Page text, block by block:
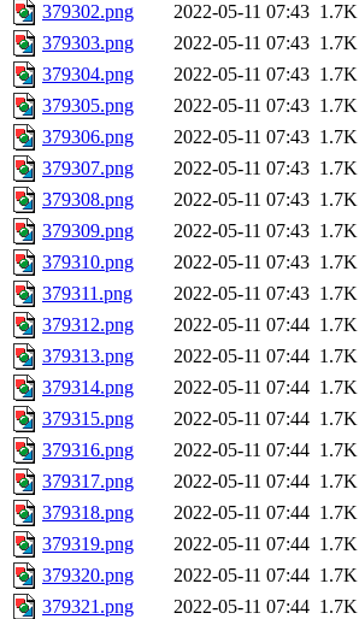
379302.png
2022-05-11 07:43 1.7K
379303.png
2022-05-11 07:43 1.7K
379304.png
2022-05-11 07:43 1.7K
379305.png
2022-05-11 07:43 1.7K
379306.png
2022-05-11 07:43 1.7K
379307.png
2022-05-11 07:43 1.7K
379308.png
2022-05-11 07:43 1.7K
379309.png
2022-05-11 07:43 1.7K
379310.png
2022-05-11 07:43 1.7K
379311.png
2022-05-11 07:43 1.7K
379312.png
2022-05-11 07:44 1.7K
379313.png
2022-05-11 07:44 1.7K
379314.png
2022-05-11 07:44 1.7K
379315.png
2022-05-11 07:44 1.7K
379316.png
2022-05-11 07:44 1.7K
379317.png
2022-05-11 07:44 1.7K
379318.png
2022-05-11 07:44 1.7K
379319.png
2022-05-11 07:44 1.7K
379320.png
2022-05-11 07:44 1.7K
379321.png
2022-05-11 07:44 1.7K